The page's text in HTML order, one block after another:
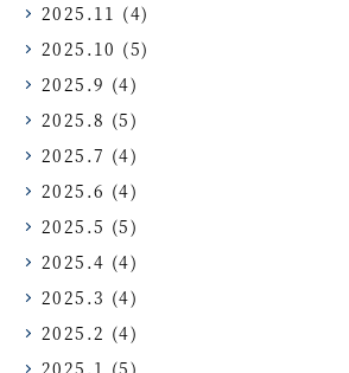
2025.11 (4)
2025.10 (5)
2025.9 (4)
2025.8 (5)
2025.7 (4)
2025.6 (4)
2025.5 (5)
2025.4 (4)
2025.3 (4)
2025.2 (4)
2025.1 (5)